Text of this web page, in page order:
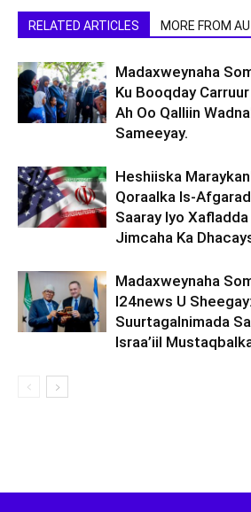
RELATED ARTICLES MORE FROM
Madaxweynaha
Ku Booqday
Ah Oo Qalliin
Sameeyay.
Heshiiska
Qoraalka Is-
Saaray Iyo
Jimcaha Ka
Madaxweynaha
I24news U
Suurtagalnimada
Israa’iil